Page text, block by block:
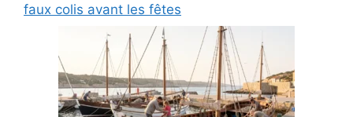
faux colis avant les fêtes